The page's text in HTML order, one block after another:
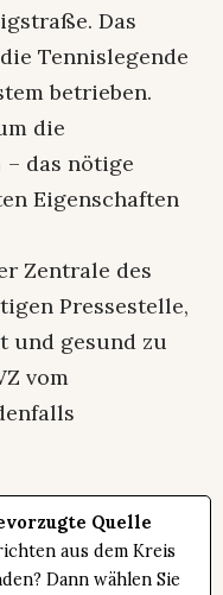
Das
Tennislegende
betrieben.
die
– das nötige
Eigenschaften
Zentrale des
Pressestelle,
und gesund zu
vom
Quelle
aus dem Kreis
Dann wählen Sie